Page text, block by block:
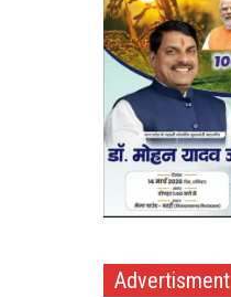
Advertisment